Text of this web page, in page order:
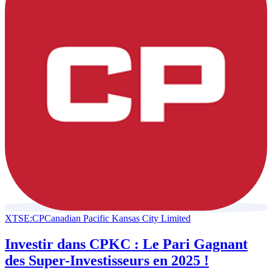
XTSE:CPCanadian Pacific Kansas City Limited
Investir dans CPKC : Le Pari Gagnant
des Super-Investisseurs en 2025 !